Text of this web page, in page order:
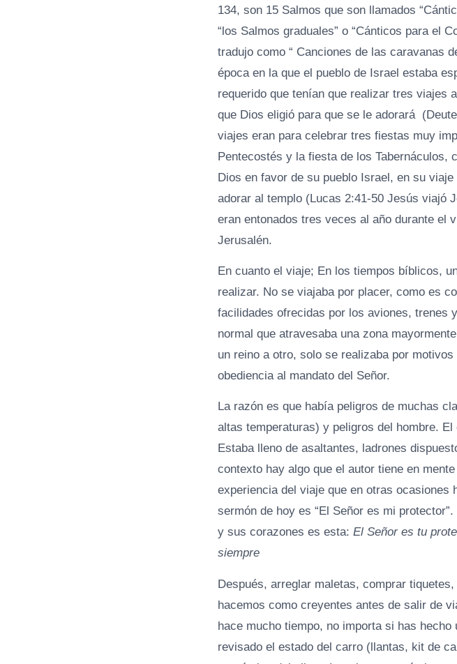
134, son 15 Salmos que son llamados
“los Salmos graduales” o “Cánticos para el
tradujo como “ Canciones de las caravanas
época en la que el pueblo de Israel estaba
requerido que tenían que realizar tres viajes
que Dios eligió para que se le adorará
viajes eran para celebrar tres fiestas muy
Pentecostés y la fiesta de los
Dios en favor de su pueblo Israel, en su
adorar al templo (Lucas 2:41-50 Jesús viajó
eran entonados tres veces al año durante el
Jerusalén.
En cuanto el viaje; En los tiempos bíblicos,
realizar. No se viajaba por placer, como es
facilidades ofrecidas por los aviones,
normal que atravesaba una zona
un reino a otro, solo se realizaba por
obediencia al mandato del Señor.
La razón es que había peligros de muchas
altas temperaturas) y peligros del hombre.
Estaba lleno de asaltantes, ladrones
contexto hay algo que el autor tiene en
experiencia del viaje que en otras
sermón de hoy es “El Señor es mi
y sus corazones es esta: El Señor es tu
siempre
Después, arreglar maletas, comprar
hacemos como creyentes antes de salir de
hace mucho tiempo, no importa si has
revisado el estado del carro (llantas, kit de